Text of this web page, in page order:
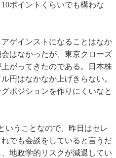
ポイントくらいでも構わな
ゲインストになることはなか
はなかったが、東京クローズ
がってきたのである。日本株
円はなかなか上げきらない。
ポジションを作りにくいなと
うことなので、昨日はセレ
でも会談をしていると言うだ
地政学的リスクが減退してい